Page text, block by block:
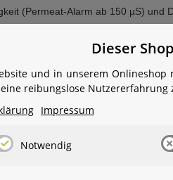
(Permeat-Alarm ab 150 µS) und
bei Tankdruck über 2,5 bar und
zur Vermeidung von
für sofortige Verfügbarkeit.
Stufenkartusche.
bequem per Smartphone (Wi-Fi/
Dieser
und in unserem Onlineshop
reibungslose Nutzererfahrung
Impressum
Notwendig